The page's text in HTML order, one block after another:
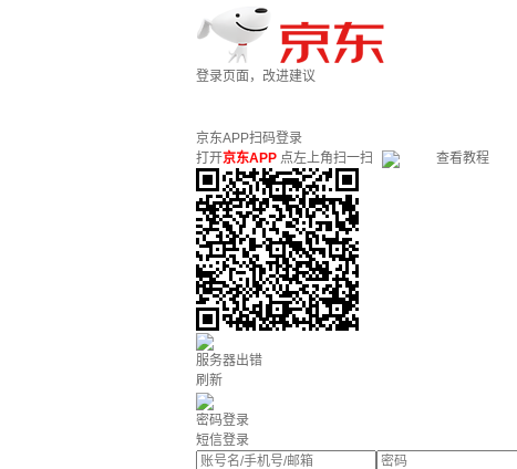
登录页面，改进建议
京东APP扫码登录
打开京东APP 点左上角扫一扫 查看教程
服务器出错
刷新
密码登录
短信登录